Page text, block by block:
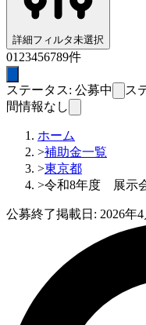
詳細フィルタ未選択
01 23456789件
ステータス: 公募中 ス
間情報なし
ホーム
>補助金一覧
>東京都
>令和8年度 展示
公募終了掲載日: 2026年4